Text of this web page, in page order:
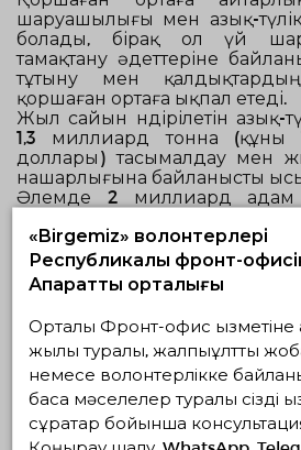
шаруашылығы мен азық-түлік
болады, бірақ ол үй
тамақтану әдеттеріне
тұтыну мен
қоршаған ортаға ықпал етеді.
Жыл сайын өндірілетін азық-
1,3 миллиард тонна (құны
доллары ) тасымалдау мен
нашарлығына байланысты
Әлемде 2 миллиард адам
Жердің тозуы, топырақ
төмендеуі, суды тұрақсыз
қорының шамадан тыс
ортасының тозуы табиғи
азық-түлікпен қамтамасыз
азайтады.
Жаһандық энергия
парниктік газдар
22 пайызыазық-түлік
Соңғы жаңалықтар
«Birgemiz» волонтерлері
Республикалық фронт-
Ақпараттық орталығы
Орталық Фронт-офис қызметіне
жылы туралы, жалпыұлттық
немесе волонтерлікке
басқа мәселелер туралы сізді
сұрақтар бойынша
Қоңырау шалу, WhatsApp,